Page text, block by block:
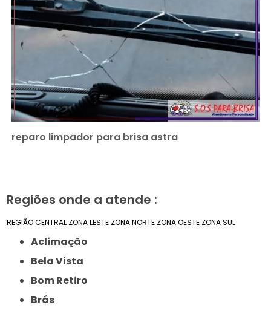
reparo limpador para brisa astra
Regiões onde a atende :
REGIÃO CENTRAL ZONA LESTE ZONA NORTE ZONA OESTE ZONA SUL
Aclimação
Bela Vista
Bom Retiro
Brás